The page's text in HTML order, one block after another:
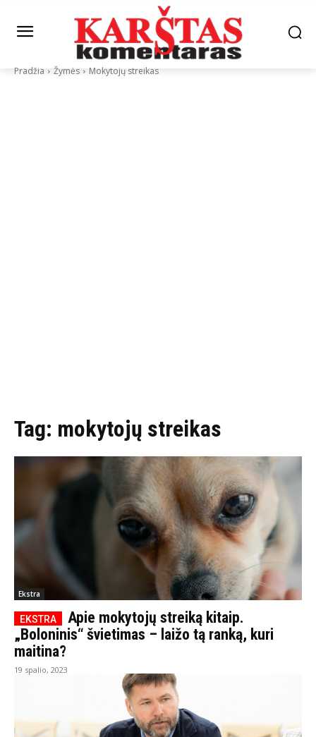
Pradžia Žymės Mokytojų streikas
Tag: mokytojų streikas
Ekstra
Apie mokytojų streiką kitaip.
„Boloninis“ švietimas – laižo tą ranką, kuri
maitina?
19 spalio, 2023